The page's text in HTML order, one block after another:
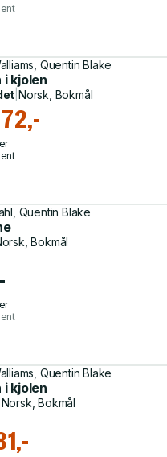
Quentin Blake
i kjolen
|Norsk, Bokmål
Quentin Blake
Bokmål
Quentin Blake
i kjolen
Norsk, Bokmål